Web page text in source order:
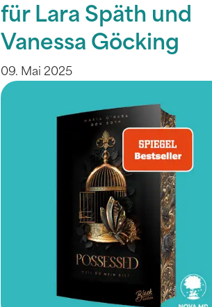
für Lara Späth und
Vanessa Göcking
09. Mai 2025